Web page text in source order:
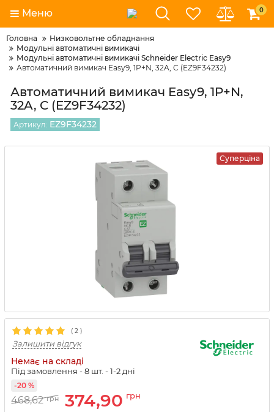
Меню 0
Головна
Низковольтне обладнання
Модульні автоматичні вимикачі
Модульні автоматичні вимикачі Schneider Electric Easy9
Автоматичний вимикач Easy9, 1P+N, 32A, C (EZ9F34232)
Автоматичний вимикач Easy9, 1P+N,
32A, C (EZ9F34232)
Артикул: EZ9F34232
Суперціна
( 2 )
Залишити відгук
Немає на складі
Під замовлення - 8 шт. - 1-2 дні
468,62 грн 374,90 грн
-20 %